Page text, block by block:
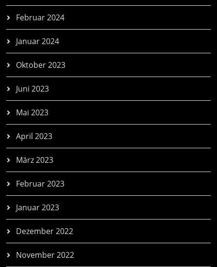
Februar 2024
Januar 2024
Oktober 2023
Juni 2023
Mai 2023
April 2023
März 2023
Februar 2023
Januar 2023
Dezember 2022
November 2022